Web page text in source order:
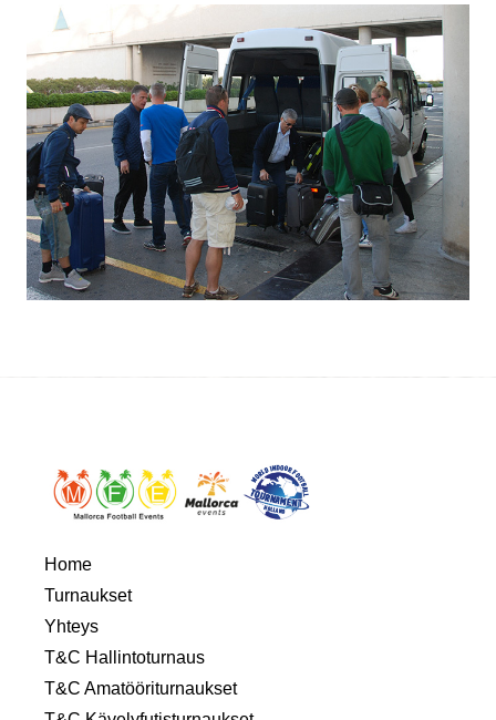
Home
Turnaukset
Yhteys
T&C Hallintoturnaus
T&C Amatööriturnaukset